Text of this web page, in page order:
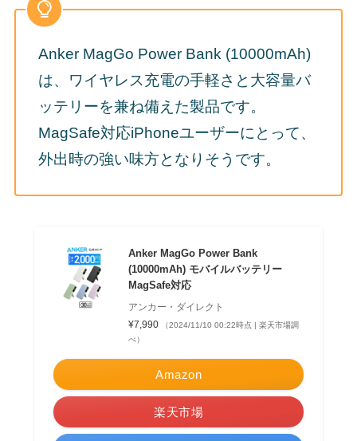
Anker MagGo Power Bank (10000mAh)
は、ワイヤレス充電の手軽さと大容量バ
ッテリーを兼ね備えた製品です。
MagSafe対応iPhoneユーザーにとって、
外出時の強い味方となりそうです。
Anker MagGo Power Bank
(10000mAh) モバイルバッテリー
MagSafe対応
アンカー・ダイレクト
¥7,990
（2024/11/10 00:22時点 | 楽天市場調
べ）
Amazon
楽天市場